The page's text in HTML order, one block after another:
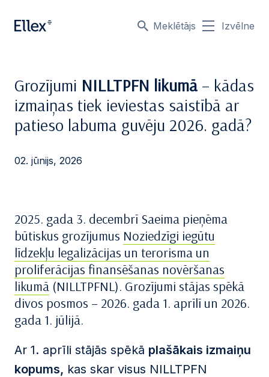
Meklētājs Izvēlne
Grozījumi NILLTPFN likumā – kādas
izmaiņas tiek ieviestas saistībā ar
patieso labuma guvēju 2026. gadā?
02. jūnijs, 2026
2025. gada 3. decembrī Saeima pieņēma
būtiskus grozījumus Noziedzīgi iegūtu
līdzekļu legalizācijas un terorisma un
proliferācijas finansēšanas novēršanas
likumā (NILLTPFNL). Grozījumi stājas spēkā
divos posmos – 2026. gada 1. aprīlī un 2026.
gada 1. jūlijā.
Ar 1. aprīli stājās spēkā plašākais izmaiņu
kopums, kas skar visus NILLTPFN